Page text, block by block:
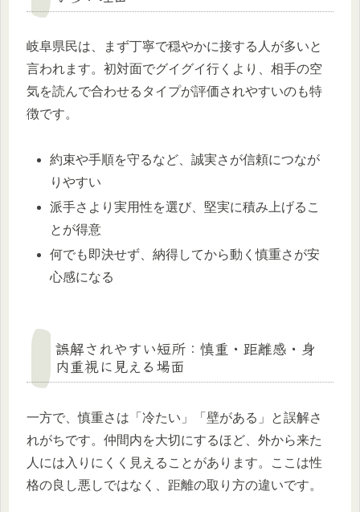
岐阜県民は、まず丁寧で穏やかに接する人が多いと
言われます。初対面でグイグイ行くより、相手の空
気を読んで合わせるタイプが評価されやすいのも特
徴です。
約束や手順を守るなど、誠実さが信頼につなが
りやすい
派手さより実用性を選び、堅実に積み上げるこ
とが得意
何でも即決せず、納得してから動く慎重さが安
心感になる
誤解されやすい短所：慎重・距離感・身
内重視に見える場面
一方で、慎重さは「冷たい」「壁がある」と誤解さ
れがちです。仲間内を大切にするほど、外から来た
人には入りにくく見えることがあります。ここは性
格の良し悪しではなく、距離の取り方の違いです。